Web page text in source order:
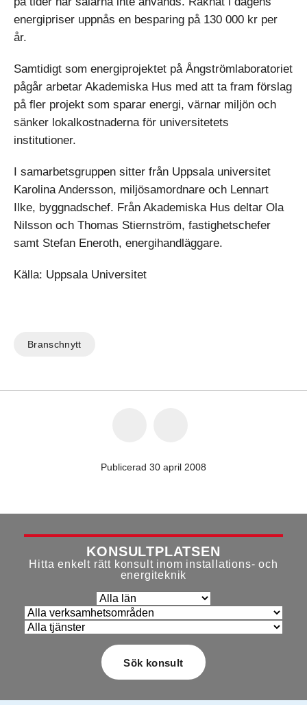
energipriser uppnås en besparing på 130 000 kr per
år.
Samtidigt som energiprojektet på Ångströmlaboratoriet
pågår arbetar Akademiska Hus med att ta fram förslag
på fler projekt som sparar energi, värnar miljön och
sänker lokalkostnaderna för universitetets
institutioner.
I samarbetsgruppen sitter från Uppsala universitet
Karolina Andersson, miljösamordnare och Lennart
Ilke, byggnadschef. Från Akademiska Hus deltar Ola
Nilsson och Thomas Stiernström, fastighetschefer
samt Stefan Eneroth, energihandläggare.
Källa: Uppsala Universitet
Branschnytt
Publicerad 30 april 2008
KONSULTPLATSEN
Hitta enkelt rätt konsult inom installations- och
energiteknik